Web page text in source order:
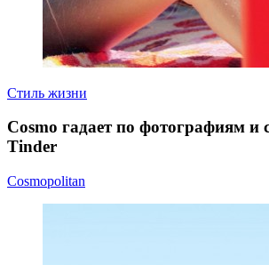
Стиль жизни
Cosmo гадает по фотографиям и
Tinder
Cosmopolitan